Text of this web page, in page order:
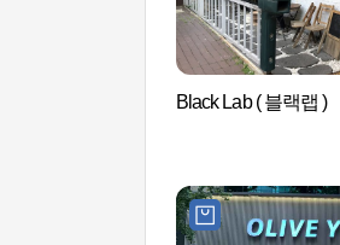
Black Lab ( 블랙랩 )